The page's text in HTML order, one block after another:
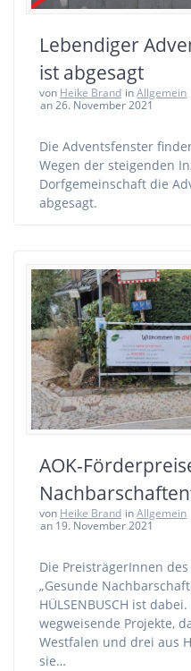
Lebendiger
ist abgesagt
von Heike Brand inAllgemein
an 26. November 2021
Die Adventsfenster
Wegen der steigenden
Dorfgemeinschaft die
abgesagt.
AOK-
von Heike Brand inAllgemein
an 19. November 2021
Die PreisträgerInnen
„Gesunde
HÜLSENBUSCH ist
wegweisende Projekte,
Westfalen und drei aus
sie…